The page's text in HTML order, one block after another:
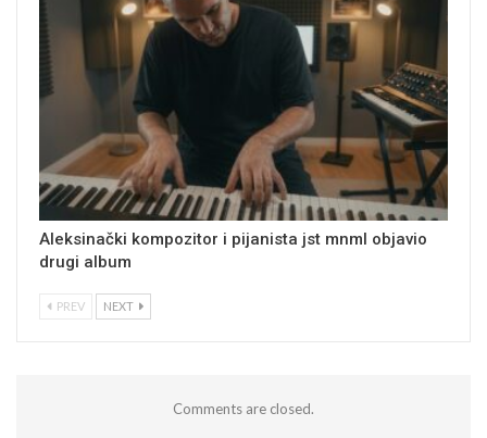
Aleksinački kompozitor i pijanista jst mnml objavio
drugi album
PREV NEXT
Comments are closed.